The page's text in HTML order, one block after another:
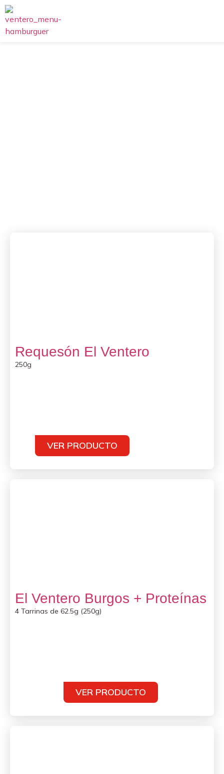
Requesón El Ventero
250g
VER PRODUCTO
El Ventero Burgos + Proteínas
4 Tarrinas de 62.5g (250g)
VER PRODUCTO